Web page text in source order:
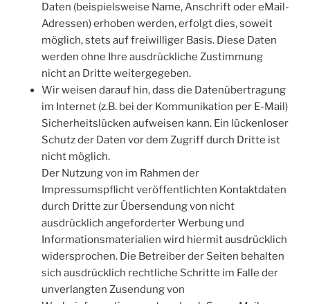
Daten (beispielsweise Name, Anschrift oder eMail-
Adressen) erhoben werden, erfolgt dies, soweit
möglich, stets auf freiwilliger Basis. Diese Daten
werden ohne Ihre ausdrückliche Zustimmung
nicht an Dritte weitergegeben.
Wir weisen darauf hin, dass die Datenübertragung
im Internet (z.B. bei der Kommunikation per E-Mail)
Sicherheitslücken aufweisen kann. Ein lückenloser
Schutz der Daten vor dem Zugriff durch Dritte ist
nicht möglich.
Der Nutzung von im Rahmen der
Impressumspflicht veröffentlichten Kontaktdaten
durch Dritte zur Übersendung von nicht
ausdrücklich angeforderter Werbung und
Informationsmaterialien wird hiermit ausdrücklich
widersprochen. Die Betreiber der Seiten behalten
sich ausdrücklich rechtliche Schritte im Falle der
unverlangten Zusendung von